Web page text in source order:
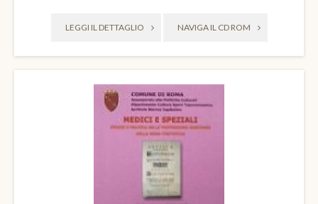
LEGGI IL DETTAGLIO NAVIGA IL CD ROM